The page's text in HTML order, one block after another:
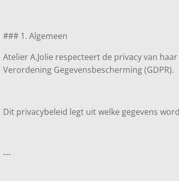
### 1. Algemeen
Atelier A.Jolie respecteert de privacy van
Verordening Gegevensbescherming (GDPR).
Dit privacybeleid legt uit welke gegevens
---